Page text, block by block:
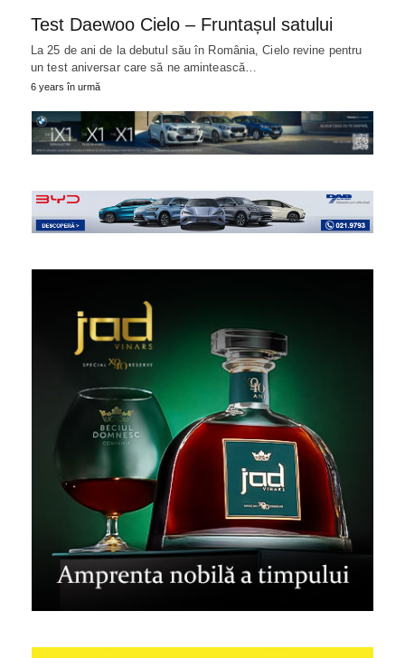
Test Daewoo Cielo – Fruntașul satului
La 25 de ani de la debutul său în România, Cielo revine pentru
un test aniversar care să ne amintească…
6 years în urmă